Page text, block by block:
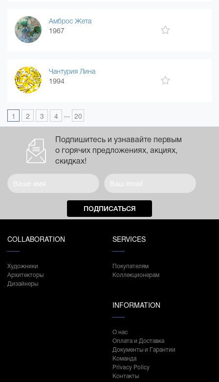
Амброс Жета
1967
Чантурия Лина
1994
1 2 3 4 ... 20
Подпишитесь и узнавайте первым
о горячих предложениях, акциях,
скидках!
ПОДПИСАТЬСЯ
COLLABORATION
Художники
Архитекторы
Дизайнеры
SERVICES
Покупателям
Коллекционерам
INFORMATION
О нас
Оплата и Доставка
Документы и Гарантии
Команда
Privacy Policy
Контакты